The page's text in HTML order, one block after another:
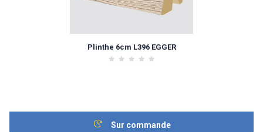
Plinthe 6cm L396 EGGER
Sur commande